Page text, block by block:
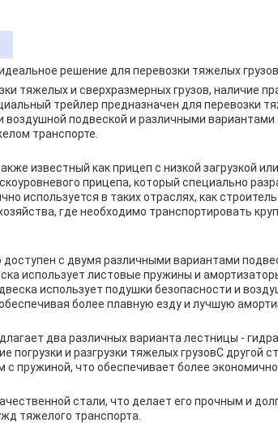
решение для перевозки тяжелых грузов
тяжелых и сверхразмерных грузов, наличие
трейлер предназначен для перевозки
воздушной подвеской и различными
транспорте.
известный как прицеп с низкой загрузкой
прицепа, который специально
используется в таких отраслях, как
где необходимо транспортировать
с двумя различными вариантами
использует листовые пружины и
использует подушки безопасности и
более плавную езду и лучшую
два различных варианта лестницы -
погрузки и разгрузки тяжелых грузовС другой
с пружиной, что обеспечивает более
стали, что делает его прочным и
тяжелого транспорта.